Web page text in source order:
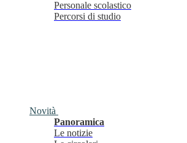
Personale scolastico
Percorsi di studio
Novità
Panoramica
Le notizie